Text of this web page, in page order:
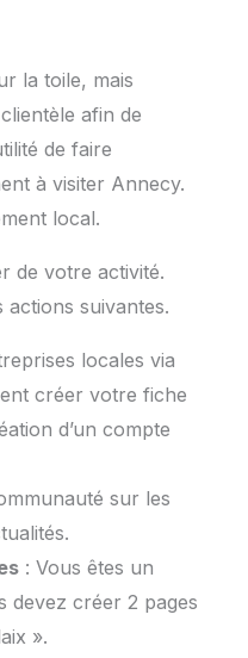
la toile, mais
afin de
de faire
à visiter Annecy.
local.
de votre activité.
actions suivantes.
locales via
créer votre fiche
d’un compte
sur les
: Vous êtes un
devez créer 2 pages
».